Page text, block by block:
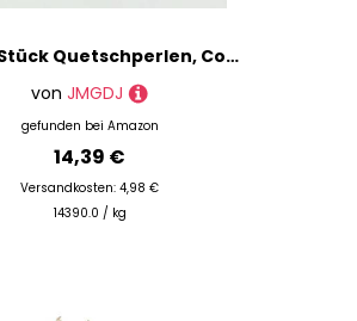
10–50 Stück Quetschperlen, Cove-Verschlüsse, Kordel-Endkappen, Schnurband, Lederclip, Foldover-Verbinder, Zubehör für DIY-Schmuckteile – Bronze mit Kette – 25 mm
von JMGDJ
gefunden bei Amazon
14,39 €
Versandkosten: 4,98 €
14390.0 / kg